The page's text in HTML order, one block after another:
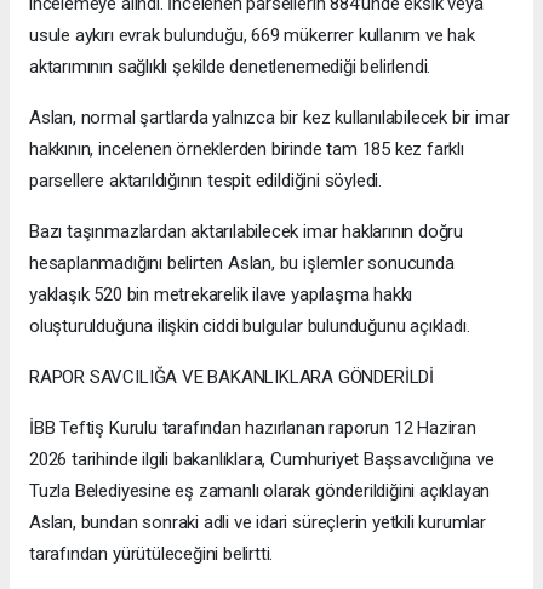
usule aykırı evrak bulunduğu, 669 mükerrer kullanım ve hak
aktarımının sağlıklı şekilde denetlenemediği belirlendi.
Aslan, normal şartlarda yalnızca bir kez kullanılabilecek bir imar
hakkının, incelenen örneklerden birinde tam 185 kez farklı
parsellere aktarıldığının tespit edildiğini söyledi.
Bazı taşınmazlardan aktarılabilecek imar haklarının doğru
hesaplanmadığını belirten Aslan, bu işlemler sonucunda
yaklaşık 520 bin metrekarelik ilave yapılaşma hakkı
oluşturulduğuna ilişkin ciddi bulgular bulunduğunu açıkladı.
RAPOR SAVCILIĞA VE BAKANLIKLARA GÖNDERİLDİ
İBB Teftiş Kurulu tarafından hazırlanan raporun 12 Haziran
2026 tarihinde ilgili bakanlıklara, Cumhuriyet Başsavcılığına ve
Tuzla Belediyesine eş zamanlı olarak gönderildiğini açıklayan
Aslan, bundan sonraki adli ve idari süreçlerin yetkili kurumlar
tarafından yürütüleceğini belirtti.